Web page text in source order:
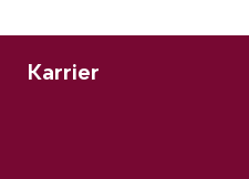
Karrier